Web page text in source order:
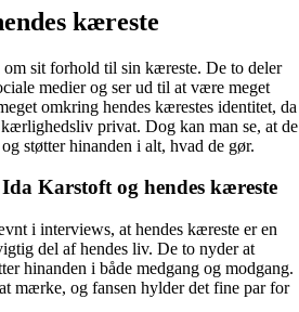
kæreste
sit forhold til sin kæreste. De to deler
medier og ser ud til at være meget
omkring hendes kærestes identitet, da
privat. Dog kan man se, at de
støtter hinanden i alt, hvad de gør.
Karstoft og hendes kæreste
i interviews, at hendes kæreste er en
del af hendes liv. De to nyder at
hinanden i både medgang og modgang.
mærke, og fansen hylder det fine par for